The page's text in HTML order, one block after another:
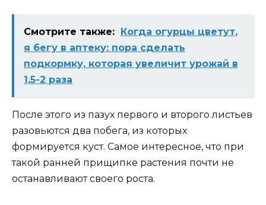
Смотрите также: Когда огурцы цветут,
я бегу в аптеку: пора сделать
подкормку, которая увеличит урожай в
1,5-2 раза
После этого из пазух первого и второго листьев
разовьются два побега, из которых
формируется куст. Самое интересное, что при
такой ранней прищипке растения почти не
останавливают своего роста.